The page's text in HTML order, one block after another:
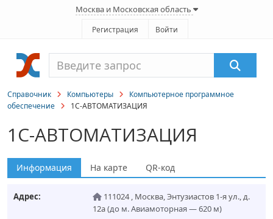
Москва и Московская область
Регистрация Войти
Справочник Компьютеры
Компьютерное программное
обеспечение
1С-АВТОМАТИЗАЦИЯ
1С-АВТОМАТИЗАЦИЯ
Информация На карте QR-код
Адрес: 111024, Москва,Энтузиастов 1-я ул., д.
12а(до м. Авиамоторная — 620 м)